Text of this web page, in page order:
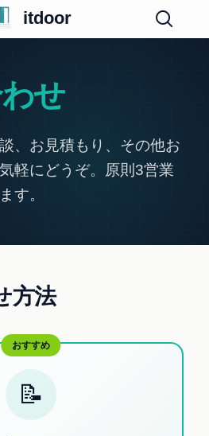
itdoor
せ
、お見積もり、その他お
軽にどうぞ。原則3営業
す。
方法
📝